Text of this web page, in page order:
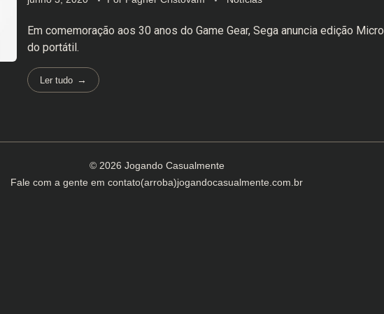
Em comemoração aos 30 anos do Game Gear, Sega anuncia edição Micro
do portátil.
Ler tudo
© 2026 Jogando Casualmente
Fale com a gente em contato(arroba)jogandocasualmente.com.br